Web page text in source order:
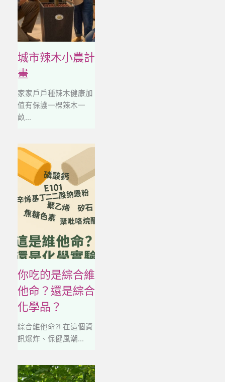
城市辣木小農計
畫
家家戶戶種辣木健康加
值有保護一棵辣木一
畝...
你吃的是綜合維
他命？還是綜合
化學品？
綜合維他命?! 在這個資
訊爆炸、保健風潮...